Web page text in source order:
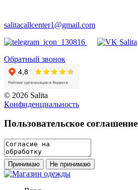
salitacallcenter1@gmail.com
Обратный звонок
© 2026 Salita
Кoнфидeнциaльнoсть
Пользовательское соглашение
Принимаю Не принимаю